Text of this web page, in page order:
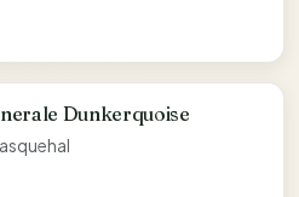
Dunkerquoise